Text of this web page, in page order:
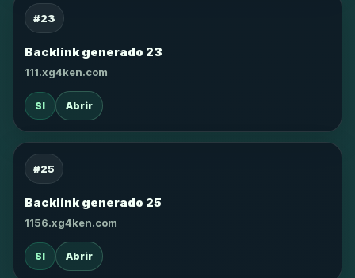
#23
Backlink generado 23
111.xg4ken.com
SI Abrir
#25
Backlink generado 25
1156.xg4ken.com
SI Abrir